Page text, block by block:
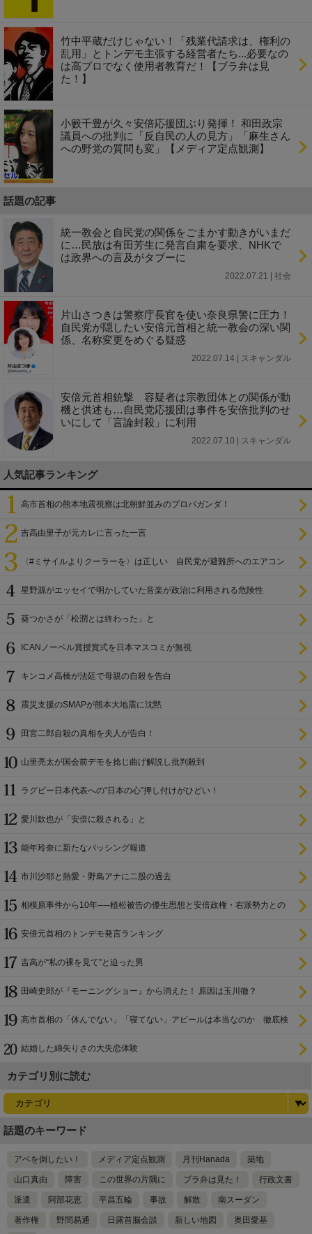
竹中平蔵だけじゃない！「残業代請求は、権利の
乱用」とトンデモ主張する経営者たち...必要なの
は高プロでなく使用者教育だ！【ブラ弁は見
た！】
小籔千豊が久々安倍応援団ぶり発揮！ 和田政宗
議員への批判に「反自民の人の見方」「麻生さん
への野党の質問も変」【メディア定点観測】
話題の記事
統一教会と自民党の関係をごまかす動きがいまだ
に…民放は有田芳生に発言自粛を要求、NHKで
は政界への言及がタブーに
2022.07.21 | 社会
片山さつきは警察庁長官を使い奈良県警に圧力！
自民党が隠したい安倍元首相と統一教会の深い関
係、名称変更をめぐる疑惑
2022.07.14 | スキャンダル
安倍元首相銃撃 容疑者は宗教団体との関係が動
機と供述も…自民党応援団は事件を安倍批判のせ
いにして「言論封殺」に利用
2022.07.10 | スキャンダル
人気記事ランキング
高市首相の熊本地震視察は北朝鮮並みのプロパガンダ！
吉高由里子が元カレに言った一言
〈#ミサイルよりクーラーを〉は正しい 自民党が避難所へのエアコン
星野源がエッセイで明かしていた音楽が政治に利用される危険性
葵つかさが「松潤とは終わった」と
ICANノーベル賞授賞式を日本マスコミが無視
キンコメ高橋が法廷で母親の自殺を告白
震災支援のSMAPが熊本大地震に沈黙
田宮二郎自殺の真相を夫人が告白！
山里亮太が国会前デモを捻じ曲げ解説し批判殺到
ラグビー日本代表への“日本の心”押し付けがひどい！
愛川欽也が「安倍に殺される」と
能年玲奈に新たなバッシング報道
市川沙耶と熱愛・野島アナに二股の過去
相模原事件から10年──植松被告の優生思想と安倍政権・右派勢力との
安倍元首相のトンデモ発言ランキング
吉高が“私の裸を見て”と迫った男
田崎史郎が『モーニングショー』から消えた！ 原因は玉川徹？
高市首相の「休んでない」「寝てない」アピールは本当なのか 徹底検
結婚した綿矢りさの大失恋体験
カテゴリ別に読む
話題のキーワード
アベを倒したい！ メディア定点観測 月刊Hanada 築地
山口真由 障害 この世界の片隅に ブラ弁は見た！ 行政文書
派遣 阿部花恵 平昌五輪 事故 解散 南スーダン
著作権 野間易通 日露首脳会談 新しい地図 奥田愛基